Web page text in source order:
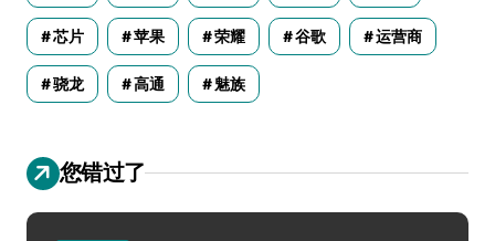
芯片 苹果 荣耀 谷歌 运营商
骁龙 高通 魅族
您错过了